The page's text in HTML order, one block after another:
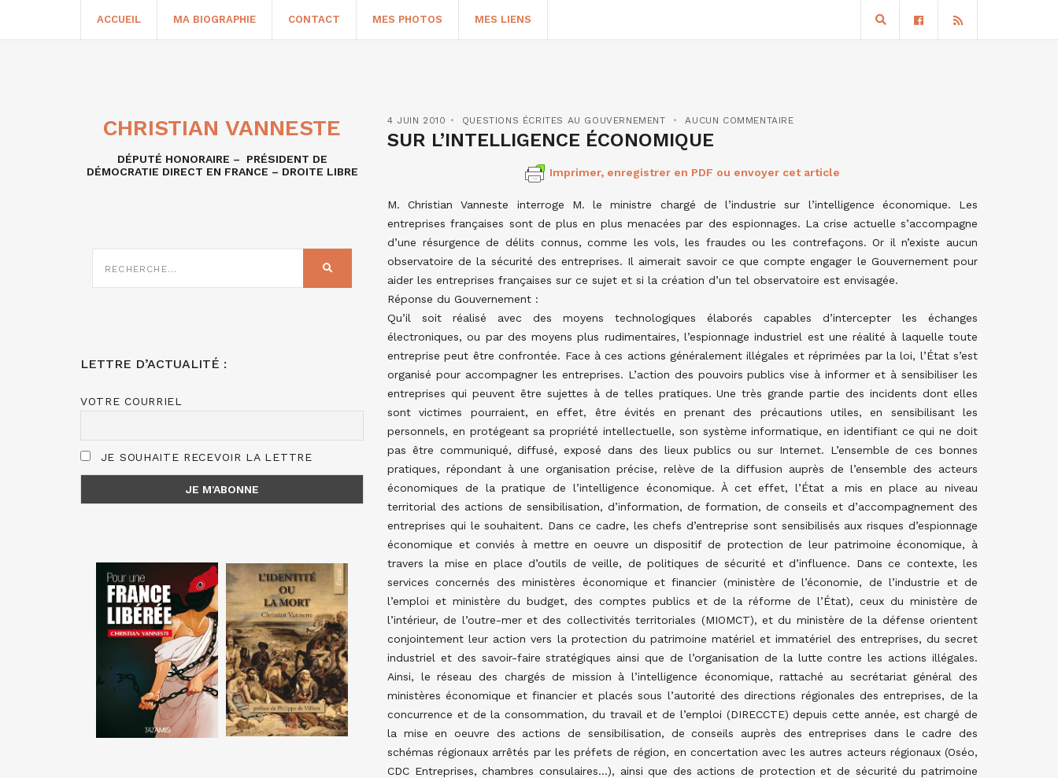
ACCUEIL MA BIOGRAPHIE CONTACT MES PHOTOS MES LIENS
4 JUIN 2010 QUESTIONS ÉCRITES AU GOUVERNEMENT AUCUN COMMENTAIRE
SUR L’INTELLIGENCE ÉCONOMIQUE
Imprimer, enregistrer en PDF ou envoyer cet article
M. Christian Vanneste interroge M. le ministre chargé de l’industrie sur l’intelligence économique. Les
entreprises françaises sont de plus en plus menacées par des espionnages. La crise actuelle s’accompagne
d’une résurgence de délits connus, comme les vols, les fraudes ou les contrefaçons. Or il n’existe aucun
observatoire de la sécurité des entreprises. Il aimerait savoir ce que compte engager le Gouvernement pour
aider les entreprises françaises sur ce sujet et si la création d’un tel observatoire est envisagée.
Réponse du Gouvernement :
Qu’il soit réalisé avec des moyens technologiques élaborés capables d’intercepter les échanges
électroniques, ou par des moyens plus rudimentaires, l’espionnage industriel est une réalité à laquelle toute
entreprise peut être confrontée. Face à ces actions généralement illégales et réprimées par la loi, l’État s’est
organisé pour accompagner les entreprises. L’action des pouvoirs publics vise à informer et à sensibiliser les
entreprises qui peuvent être sujettes à de telles pratiques. Une très grande partie des incidents dont elles
sont victimes pourraient, en effet, être évités en prenant des précautions utiles, en sensibilisant les
personnels, en protégeant sa propriété intellectuelle, son système informatique, en identifiant ce qui ne doit
pas être communiqué, diffusé, exposé dans des lieux publics ou sur Internet. L’ensemble de ces bonnes
pratiques, répondant à une organisation précise, relève de la diffusion auprès de l’ensemble des acteurs
économiques de la pratique de l’intelligence économique. À cet effet, l’État a mis en place au niveau
territorial des actions de sensibilisation, d’information, de formation, de conseils et d’accompagnement des
entreprises qui le souhaitent. Dans ce cadre, les chefs d’entreprise sont sensibilisés aux risques d’espionnage
économique et conviés à mettre en oeuvre un dispositif de protection de leur patrimoine économique, à
travers la mise en place d’outils de veille, de politiques de sécurité et d’influence. Dans ce contexte, les
services concernés des ministères économique et financier (ministère de l’économie, de l’industrie et de
l’emploi et ministère du budget, des comptes publics et de la réforme de l’État), ceux du ministère de
l’intérieur, de l’outre-mer et des collectivités territoriales (MIOMCT), et du ministère de la défense orientent
conjointement leur action vers la protection du patrimoine matériel et immatériel des entreprises, du secret
industriel et des savoir-faire stratégiques ainsi que de l’organisation de la lutte contre les actions illégales.
Ainsi, le réseau des chargés de mission à l’intelligence économique, rattaché au secrétariat général des
ministères économique et financier et placés sous l’autorité des directions régionales des entreprises, de la
concurrence et de la consommation, du travail et de l’emploi (DIRECCTE) depuis cette année, est chargé de
la mise en oeuvre des actions de sensibilisation, de conseils auprès des entreprises dans le cadre des
schémas régionaux arrêtés par les préfets de région, en concertation avec les autres acteurs régionaux (Oséo,
CDC Entreprises, chambres consulaires…), ainsi que des actions de protection et de sécurité du patrimoine
CHRISTIAN VANNESTE
DÉPUTÉ HONORAIRE – PRÉSIDENT DE
DÉMOCRATIE DIRECT EN FRANCE – DROITE LIBRE
SUR
RECHERCHER
LETTRE D’ACTUALITÉ :
VOTRE COURRIEL
JE SOUHAITE RECEVOIR LA LETTRE